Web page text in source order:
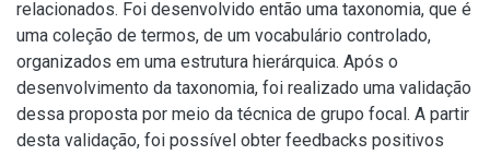
relacionados. Foi desenvolvido então uma taxonomia, que é
uma coleção de termos, de um vocabulário controlado,
organizados em uma estrutura hierárquica. Após o
desenvolvimento da taxonomia, foi realizado uma validação
dessa proposta por meio da técnica de grupo focal. A partir
desta validação, foi possível obter feedbacks positivos